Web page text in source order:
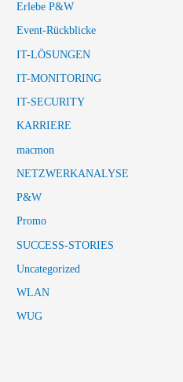
Erlebe P&W
Event-Rückblicke
IT-LÖSUNGEN
IT-MONITORING
IT-SECURITY
KARRIERE
macmon
NETZWERKANALYSE
P&W
Promo
SUCCESS-STORIES
Uncategorized
WLAN
WUG